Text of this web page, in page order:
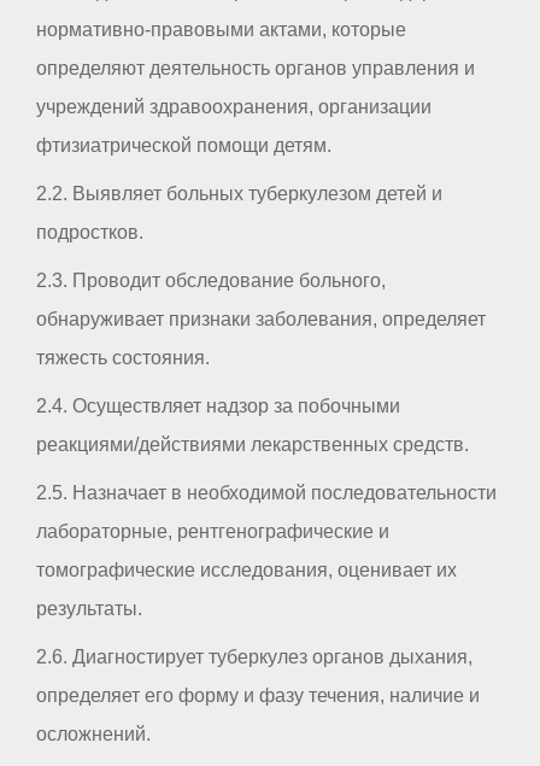
нормативно-правовыми актами, которые
определяют деятельность органов управления и
учреждений здравоохранения, организации
фтизиатрической помощи детям.
2.2. Выявляет больных туберкулезом детей и
подростков.
2.3. Проводит обследование больного,
обнаруживает признаки заболевания, определяет
тяжесть состояния.
2.4. Осуществляет надзор за побочными
реакциями/действиями лекарственных средств.
2.5. Назначает в необходимой последовательности
лабораторные, рентгенографические и
томографические исследования, оценивает их
результаты.
2.6. Диагностирует туберкулез органов дыхания,
определяет его форму и фазу течения, наличие и
осложнений.